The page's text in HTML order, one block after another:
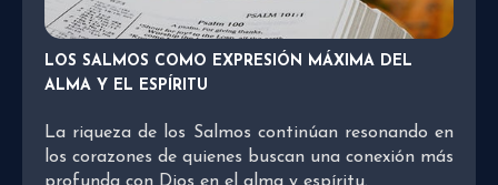
LOS SALMOS COMO EXPRESIÓN MÁXIMA DEL
ALMA Y EL ESPÍRITU
La riqueza de los Salmos continúan resonando en
los corazones de quienes buscan una conexión más